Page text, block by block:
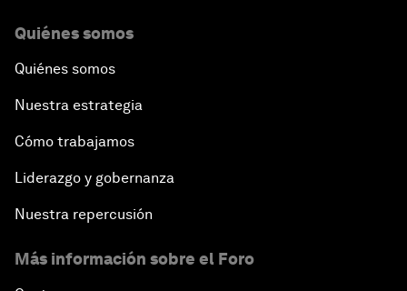
Quiénes somos
Quiénes somos
Nuestra estrategia
Cómo trabajamos
Liderazgo y gobernanza
Nuestra repercusión
Más información sobre el Foro